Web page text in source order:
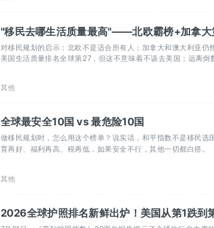
"移民去哪生活质量最高"——北欧霸榜+加拿大
对移民规划的启示：北欧不是适合所有人；加拿大和澳大利亚仍
美国生活质量排名全球第27，但这不意味着不该去美国；远离倒
其他
全球最安全10国 vs 最危险10国
做移民规划时，怎么用这个榜单？说实话，和平指数不是移民选
育再好、福利再高、税再低，如果安全不行，其他一切都白搭。
其他
2026全球护照排名新鲜出炉！美国从第1跌到